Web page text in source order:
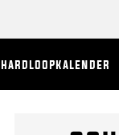
hardloopkalender